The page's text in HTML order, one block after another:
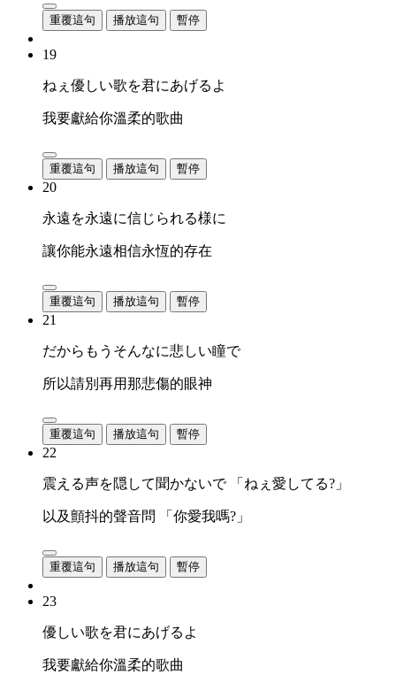
重覆這句 播放這句 暫停
19
ねぇ優しい歌を君にあげるよ
我要獻給你溫柔的歌曲
重覆這句 播放這句 暫停
20
永遠を永遠に信じられる様に
讓你能永遠相信永恆的存在
重覆這句 播放這句 暫停
21
だからもうそんなに悲しい瞳で
所以請別再用那悲傷的眼神
重覆這句 播放這句 暫停
22
震える声を隠して聞かないで 「ねぇ愛してる?」
以及顫抖的聲音問 「你愛我嗎?」
重覆這句 播放這句 暫停
23
優しい歌を君にあげるよ
我要獻給你溫柔的歌曲